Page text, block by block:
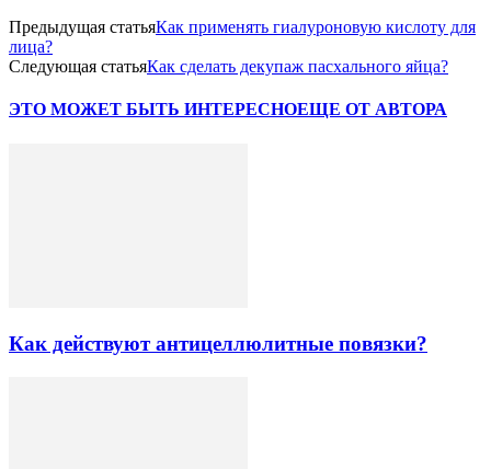
Предыдущая статьяКак применять гиалуроновую кислоту для
лица?
Следующая статьяКак сделать декупаж пасхального яйца?
ЭТО МОЖЕТ БЫТЬ ИНТЕРЕСНОЕЩЕ ОТ АВТОРА
Как действуют антицеллюлитные повязки?